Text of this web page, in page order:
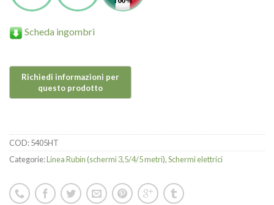
Scheda ingombri
COD:5405HT
Categorie:Linea Rubin (schermi 3,5/4/5 metri),Schermi elettrici